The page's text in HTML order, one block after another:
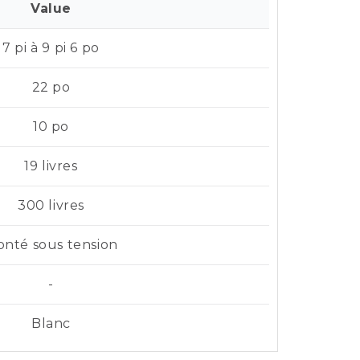
Value
7 pi à 9 pi 6 po
22 po
10 po
19 livres
300 livres
sous tension
-
Blanc